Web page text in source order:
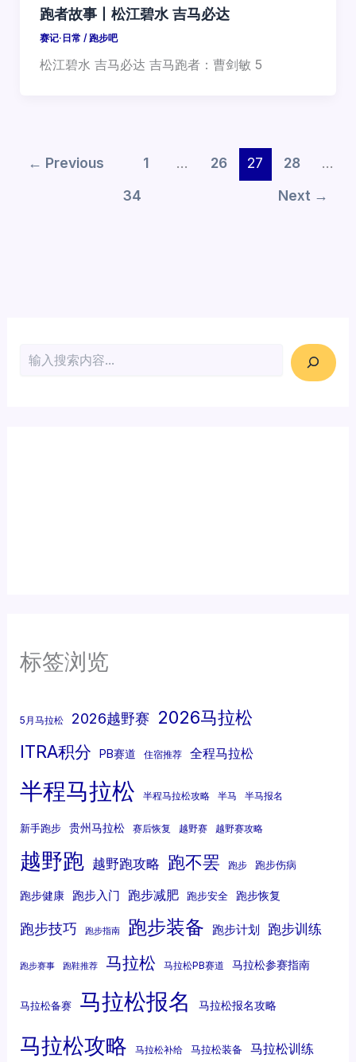
跑者故事丨松江碧水 吉马必达
赛记·日常 / 跑步吧
松江碧水 吉马必达 吉马跑者：曹剑敏 5
← Previous 1 … 26 27 28
…
34
Next →
标签浏览
5月马拉松 2026越野赛 2026马拉松
ITRA积分 PB赛道 住宿推荐 全程马拉松
半程马拉松 半程马拉松攻略 半马 半马报名
新手跑步 贵州马拉松 赛后恢复 越野赛 越野赛攻略
越野跑 越野跑攻略 跑不罢 跑步 跑步伤病
跑步健康 跑步入门 跑步减肥 跑步安全 跑步恢复
跑步技巧 跑步指南 跑步装备 跑步计划 跑步训练
跑步赛事 跑鞋推荐 马拉松 马拉松PB赛道 马拉松参赛指南
马拉松备赛 马拉松报名 马拉松报名攻略
马拉松攻略 马拉松补给 马拉松装备 马拉松训练